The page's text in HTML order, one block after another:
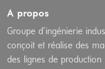
A propos
Groupe d’ingénierie
conçoit et réalise des
des lignes de